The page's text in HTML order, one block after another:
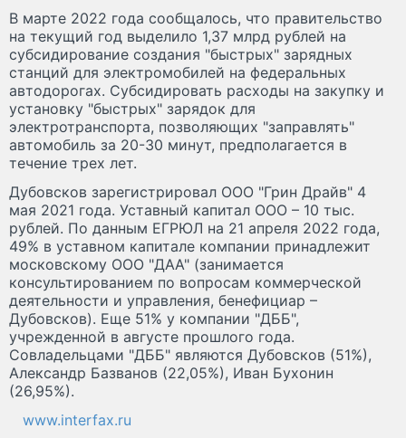
В марте 2022 года сообщалось, что правительство
на текущий год выделило 1,37 млрд рублей на
субсидирование создания "быстрых" зарядных
станций для электромобилей на федеральных
автодорогах. Субсидировать расходы на закупку и
установку "быстрых" зарядок для
электротранспорта, позволяющих "заправлять"
автомобиль за 20-30 минут, предполагается в
течение трех лет.
Дубовсков зарегистрировал ООО "Грин Драйв" 4
мая 2021 года. Уставный капитал ООО – 10 тыс.
рублей. По данным ЕГРЮЛ на 21 апреля 2022 года,
49% в уставном капитале компании принадлежит
московскому ООО "ДАА" (занимается
консультированием по вопросам коммерческой
деятельности и управления, бенефициар –
Дубовсков). Еще 51% у компании "ДББ",
учрежденной в августе прошлого года.
Совладельцами "ДББ" являются Дубовсков (51%),
Александр Базванов (22,05%), Иван Бухонин
(26,95%).
www.interfax.ru